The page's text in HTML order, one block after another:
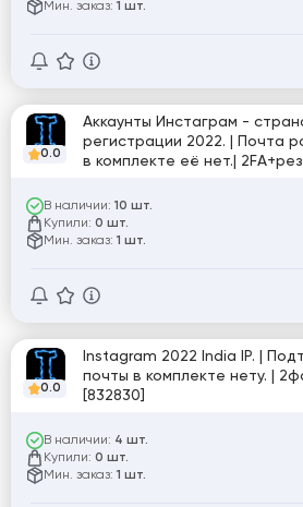
Мин. заказ: 1 шт.
0.0
Аккаунты Инстаграм -
регистрации 2022. | Почта
в комплекте её нет.|
В наличии: 10 шт.
Купили: 0 шт.
Мин. заказ: 1 шт.
0.0
Instagram 2022 India IP. |
почты в комплекте нету. |
[832830]
В наличии: 4 шт.
Купили: 0 шт.
Мин. заказ: 1 шт.